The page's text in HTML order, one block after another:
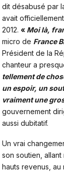
dit désabusé par
avait
2012. « Moi là,
micro de France
Président de la
chanteur a
tellement de
un espoir, un
vraiment une
gouvernement
aussi dubitatif.
Un vrai
son soutien,
hauts revenus,